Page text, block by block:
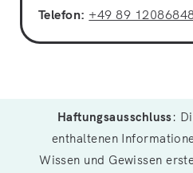
Telefon: +49 89
Haftungsausschluss:
enthaltenen
Wissen und Gewissen